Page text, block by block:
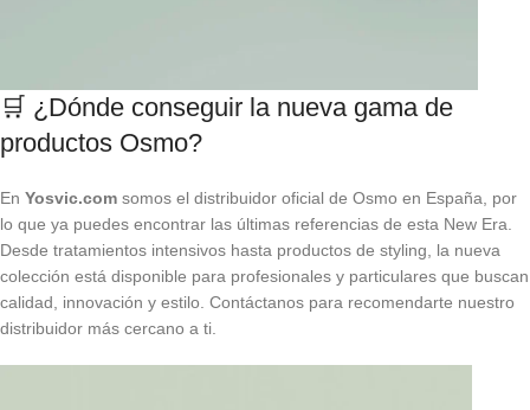
🛒 ¿Dónde conseguir la nueva gama de
productos Osmo?
En Yosvic.com somos el distribuidor oficial de Osmo en España, por
lo que ya puedes encontrar las últimas referencias de esta New Era.
Desde tratamientos intensivos hasta productos de styling, la nueva
colección está disponible para profesionales y particulares que buscan
calidad, innovación y estilo. Contáctanos para recomendarte nuestro
distribuidor más cercano a ti.